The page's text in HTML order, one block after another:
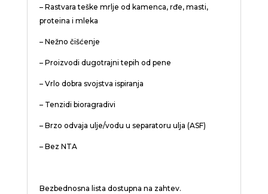
– Rastvara teške mrlje od kamenca, rđe, masti,
proteina i mleka
– Nežno čišćenje
– Proizvodi dugotrajni tepih od pene
– Vrlo dobra svojstva ispiranja
– Tenzidi bioragradivi
– Brzo odvaja ulje/vodu u separatoru ulja (ASF)
– Bez NTA
Bezbednosna lista dostupna na zahtev.